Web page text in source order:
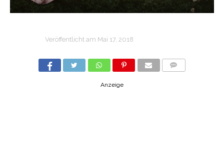
Veröffentlicht am Mai 17, 2018
Anzeige